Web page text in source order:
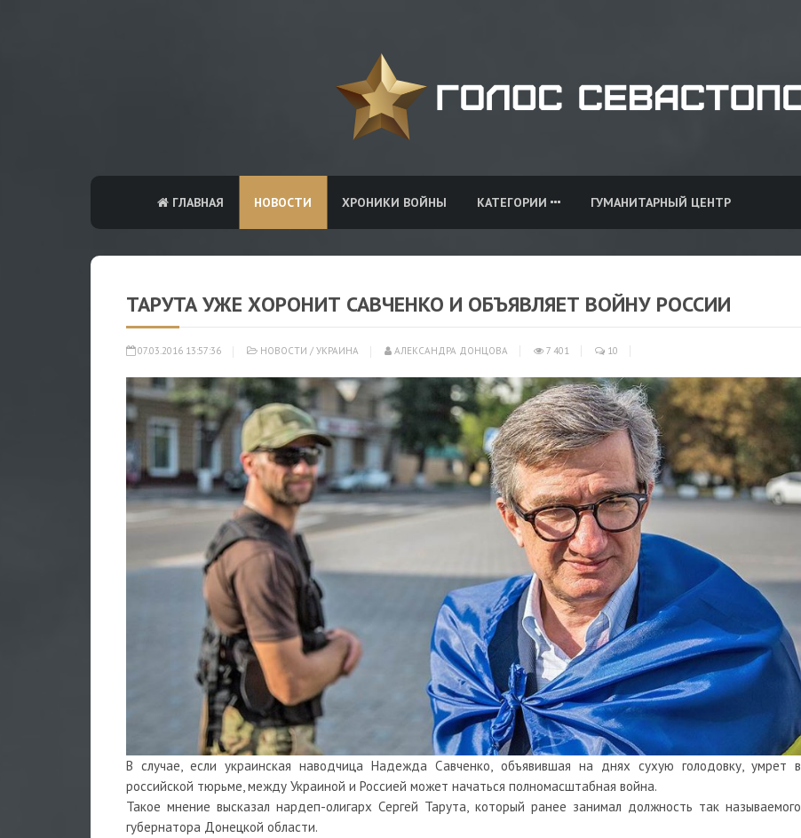
ГЛАВНАЯ НОВОСТИ ХРОНИКИ ВОЙНЫ КАТЕГОРИИ ГУМАНИТАРНЫЙ ЦЕНТР
ТАРУТА УЖЕ ХОРОНИТ САВЧЕНКО И ОБЪЯВЛЯЕТ ВОЙНУ РОССИИ
07.03.2016 13:57:36 НОВОСТИ / УКРАИНА АЛЕКСАНДРА ДОНЦОВА 7 401 10
В случае, если украинская наводчица Надежда Савченко, объявившая на днях сухую голодовку, умрет в
российской тюрьме, между Украиной и Россией может начаться полномасштабная война.
Такое мнение высказал нардеп-олигарх Сергей Тарута, который ранее занимал должность так называемого
губернатора Донецкой области.